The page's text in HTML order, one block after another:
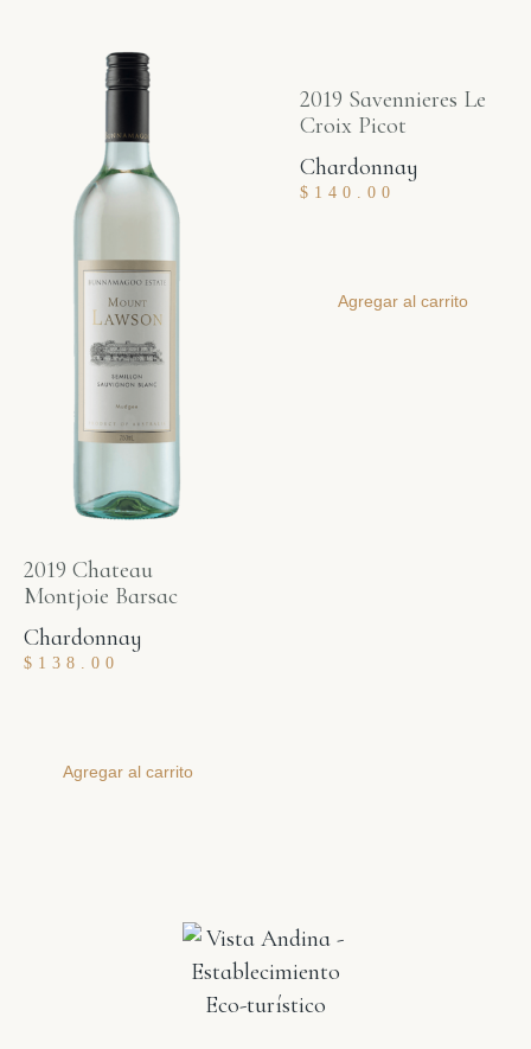
2019 Chateau
Montjoie Barsac
Chardonnay
$ 138.00
Agregar al carrito
2019 Savennieres Le
Croix Picot
Chardonnay
$ 140.00
Agregar al carrito